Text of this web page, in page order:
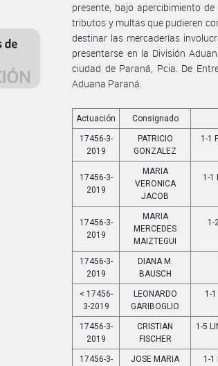
presente, bajo apercibimiento
tributos y multas que pudieren
destinar las mercaderías
presentarse en la División
ciudad de Paraná, Pcia. De
Aduana Paraná.
Actuación Consignado
17456-3-
2019
PATRICIO
GONZALEZ
1-1
17456-3-
2019
MARIA
VERONICA
JACOB
1-1
17456-3-
2019
MARIA
MERCEDES
MAIZTEGUI
1-
17456-3-
2019
DIANA M.
BAUSCH
< 17456-
3-2019
LEONARDO
GARIBOGLIO
1-
17456-3-
2019
CRISTIAN
FISCHER
1-5
17456-3-
JOSE MARIA
1-1